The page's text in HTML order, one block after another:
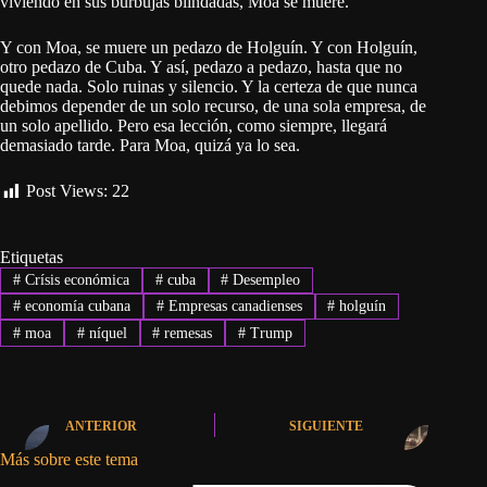
Y con Moa, se muere un pedazo de Holguín. Y con Holguín,
otro pedazo de Cuba. Y así, pedazo a pedazo, hasta que no
quede nada. Solo ruinas y silencio. Y la certeza de que nunca
debimos depender de un solo recurso, de una sola empresa, de
un solo apellido. Pero esa lección, como siempre, llegará
demasiado tarde. Para Moa, quizá ya lo sea.
Post Views: 22
Etiquetas
#Crísis económica #cuba # Desempleo
#economía cubana #Empresas canadienses # holguín
#moa #níquel # remesas # Trump
ANTERIOR SIGUIENTE
Más sobre este tema